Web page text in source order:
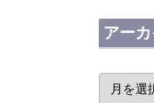
アー